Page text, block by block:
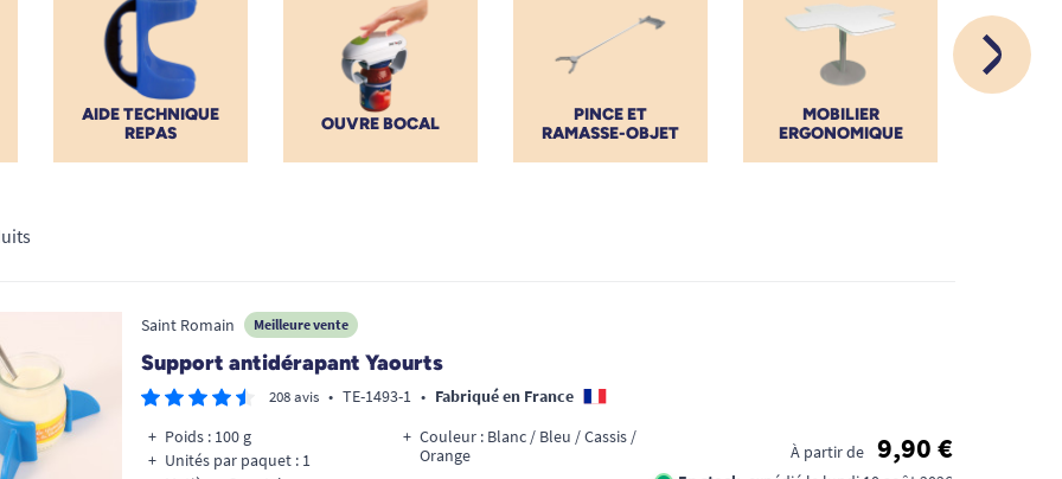
AIDE TECHNIQUE
REPAS
OUVRE BOCAL
PINCE ET
RAMASSE-OBJET
MOBILIER
ERGONOMIQUE
Saint Romain Meilleure vente
Support antidérapant Yaourts
208 avis • TE-1493-1 • Fabriqué en France
Poids : 100 g
Unités par paquet : 1
Couleur : Blanc / Bleu / Cassis /
Orange
À partir de 9,90 €